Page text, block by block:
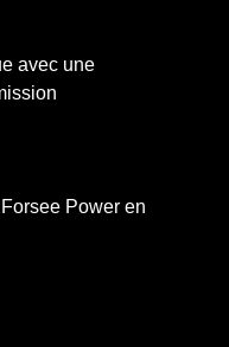
avec une
Power en